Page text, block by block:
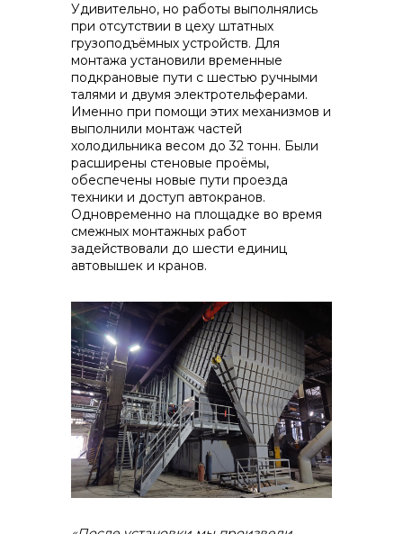
Удивительно, но работы выполнялись
при отсутствии в цеху штатных
грузоподъёмных устройств. Для
монтажа установили временные
подкрановые пути с шестью ручными
талями и двумя электротельферами.
Именно при помощи этих механизмов и
выполнили монтаж частей
холодильника весом до 32 тонн. Были
расширены стеновые проёмы,
обеспечены новые пути проезда
техники и доступ автокранов.
Одновременно на площадке во время
смежных монтажных работ
задействовали до шести единиц
автовышек и кранов.